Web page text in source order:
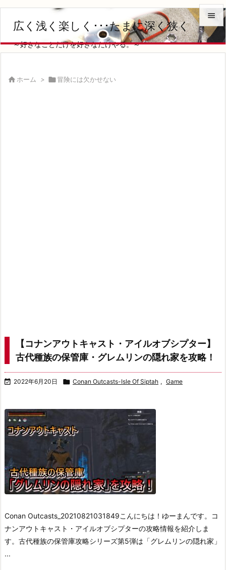
広く浅く楽しく･･･たまに深く狭く
～好きなことだけを好きなだけやる。～


 ホーム > 冒険には欠かせない
【コナンアウトキャスト・アイルオブシプター】
古代種族の保管庫・グレムリンの隠れ家を攻略！
 2022年6月20日  Conan Outcasts-Isle Of Siptah , Game
Conan Outcasts_20210821031849こんにちは！ゆーまんです。
コ
ナンアウトキャスト・アイルオブシプターの攻略情報を紹介しま
す。 古代種族の保管庫攻略シリーズ第5弾は「グレムリンの隠れ家」
...